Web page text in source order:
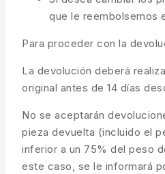
que le reembolsemos
Para proceder con la
La devolución deberá
original antes de 14 días
No se aceptarán
pieza devuelta (incluido el
inferior a un 75% del peso
este caso, se le informará